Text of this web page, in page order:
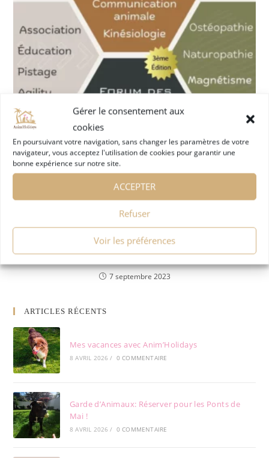
Gérer le consentement aux
cookies
En poursuivant votre navigation, sans changer les paramètres de votre
navigateur, vous acceptez l'utilisation de cookies pour garantir une
bonne expérience sur notre site.
ACCEPTER
Refuser
Voir les préférences
FORUM DES PROFESSIONNELS DU MONDE
7 septembre 2023
ARTICLES RÉCENTS
Mes vacances avec Anim’Holidays
8 AVRIL 2026 / 0 COMMENTAIRE
Garde d’Animaux: Réserver pour les Ponts de
Mai !
8 AVRIL 2026 / 0 COMMENTAIRE